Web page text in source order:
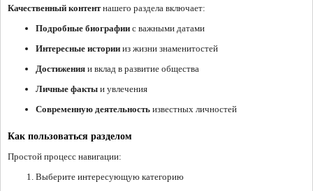
Качественный контентнашего раздела включает:
Подробные биографии с важными датами
Интересные истории из жизни знаменитостей
Достижения и вклад в развитие общества
Личные факты и увлечения
Современную деятельность известных личностей
Как пользоваться разделом
Простой процесс навигации:
Выберите интересующую категорию